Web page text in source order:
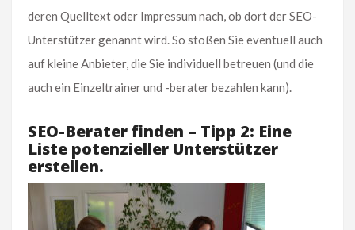
deren Quelltext oder Impressum nach, ob dort der SEO-
Unterstützer genannt wird. So stoßen Sie eventuell auch
auf kleine Anbieter, die Sie individuell betreuen (und die
auch ein Einzeltrainer und -berater bezahlen kann).
SEO-Berater finden – Tipp 2: Eine
Liste potenzieller Unterstützer
erstellen.